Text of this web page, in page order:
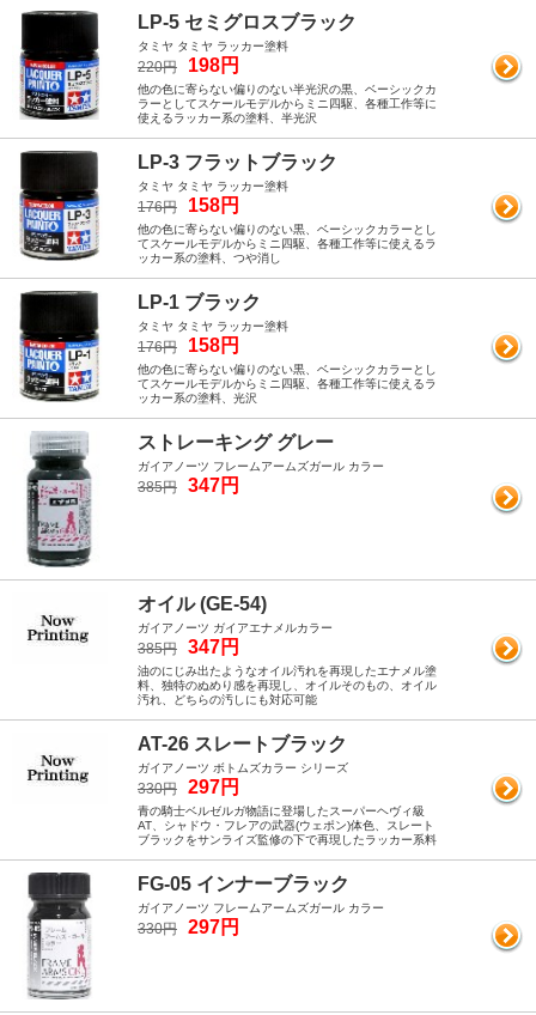
LP-5 セミグロスブラック
タミヤ タミヤ ラッカー塗料
220円 198円
他の色に寄らない偏りのない半光沢の黒、ベーシックカ
ラーとしてスケールモデルからミニ四駆、各種工作等に
使えるラッカー系の塗料、半光沢
LP-3 フラットブラック
タミヤ タミヤ ラッカー塗料
176円 158円
他の色に寄らない偏りのない黒、ベーシックカラーとし
てスケールモデルからミニ四駆、各種工作等に使えるラ
ッカー系の塗料、つや消し
LP-1 ブラック
タミヤ タミヤ ラッカー塗料
176円 158円
他の色に寄らない偏りのない黒、ベーシックカラーとし
てスケールモデルからミニ四駆、各種工作等に使えるラ
ッカー系の塗料、光沢
ストレーキング グレー
ガイアノーツ フレームアームズガール カラー
385円 347円
オイル (GE-54)
ガイアノーツ ガイアエナメルカラー
385円 347円
油のにじみ出たようなオイル汚れを再現したエナメル塗
料、独特のぬめり感を再現し、オイルそのもの、オイル
汚れ、どちらの汚しにも対応可能
AT-26 スレートブラック
ガイアノーツ ボトムズカラー シリーズ
330円 297円
青の騎士ベルゼルガ物語に登場したスーパーヘヴィ級
AT、シャドウ・フレアの武器(ウェポン)体色、スレート
ブラックをサンライズ監修の下で再現したラッカー系料
FG-05 インナーブラック
ガイアノーツ フレームアームズガール カラー
330円 297円